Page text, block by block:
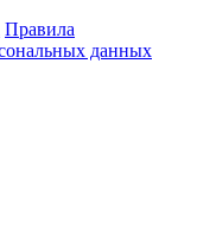
Правила
данных